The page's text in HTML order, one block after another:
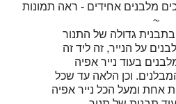
מלבנים אחידים - ראה תמונות
~
גדולה של התנור
על הנייר, זה ליד זה
בעוד נייר אפיה
וכן הלאה עד שכל
אחת ומעל הכל נייר אפיה